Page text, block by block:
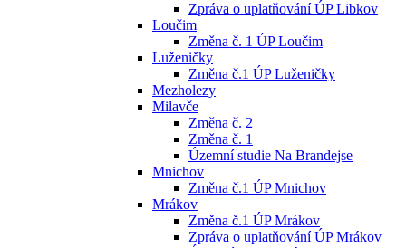
Zpráva o uplatňování ÚP Libkov
Loučim
Změna č. 1 ÚP Loučim
Luženičky
Změna č.1 ÚP Luženičky
Mezholezy
Milavče
Změna č. 2
Změna č. 1
Územní studie Na Brandejse
Mnichov
Změna č.1 ÚP Mnichov
Mrákov
Změna č.1 ÚP Mrákov
Zpráva o uplatňování ÚP Mrákov